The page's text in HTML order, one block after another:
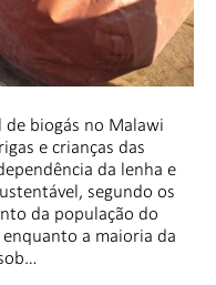
de biogás no Malawi
e crianças das
da lenha e
segundo os
da população do
a maioria da